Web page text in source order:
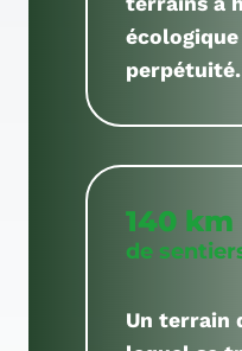
perpétuité.
140 km
de
Un terrain